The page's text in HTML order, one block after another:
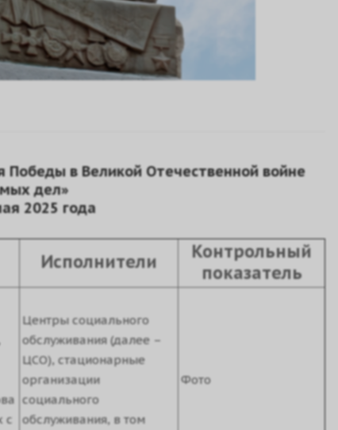
в Великой Отечественной войне
дел»
2025 года
Исполнители
Контрольный
показатель
с
Центры социального
обслуживания (далее –
ЦСО), стационарные
организации
социального
обслуживания, в том
Фото